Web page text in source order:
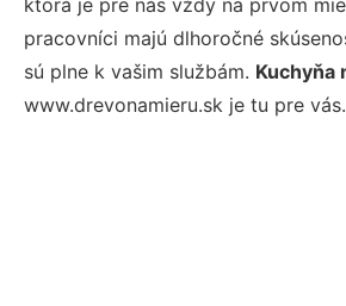
ktorá je pre nás vždy na prvom
pracovníci majú dlhoročné
sú plne k vašim službám. Kuchyňa
www.drevonamieru.sk je tu pre vás.